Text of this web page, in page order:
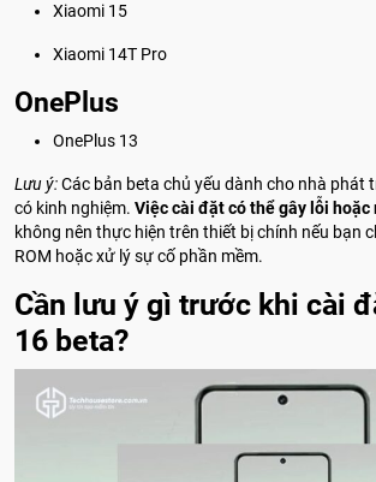
Xiaomi 15
Xiaomi 14T Pro
OnePlus
OnePlus 13
Lưu ý:Các bản beta chủ yếu dành cho nhà phát
có kinh nghiệm. Việc cài đặt có thể gây lỗi
không nên thực hiện trên thiết bị chính nếu bạn
ROM hoặc xử lý sự cố phần mềm.
Cần lưu ý gì trước khi cài
16 beta?